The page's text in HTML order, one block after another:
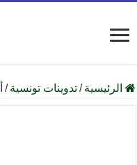
الرئيسية /تدوينات تونسية /